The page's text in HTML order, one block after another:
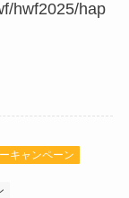
hwf2025/hap
キャンペーン